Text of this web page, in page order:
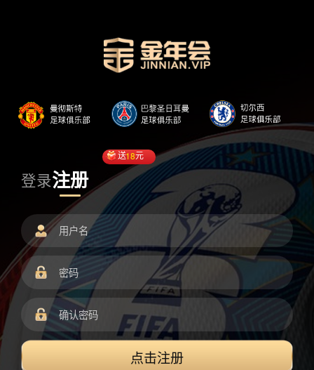
登录注册
送18元
点击注册